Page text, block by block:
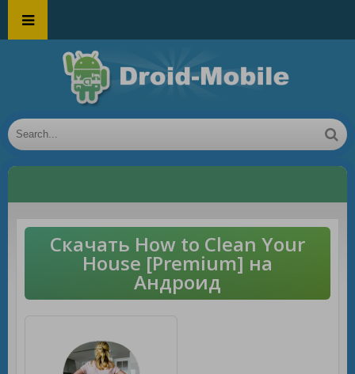
Скачать How to Clean Your
House [Premium] на
Андроид